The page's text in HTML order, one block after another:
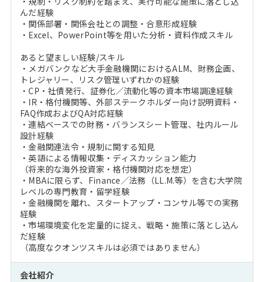
んだ経験
・関係部署・関係会社との調整・合意形成経験
・Excel、PowerPoint等を用いた分析・資料作成スキル
あると望ましい経験/スキル
・メガバンクなど大手金融機関におけるALM、財務企画、
トレジャリー、リスク管理いずれかの経験
・CP・社債発行、証券化／流動化等の資本市場調達経験
・IR・格付機関等、外部ステークホルダー向け説明資料・
FAQ作成およびQA対応経験
・連結ベースでの財務・バランスシート管理、社内ルール
設計経験
・金融関連法令・規制に関する知見
・英語による情報収集・ディスカッション能力
（将来的な海外投資家・格付機関対応を想定）
・MBAに限らず、Finance／法務（LL.M.等）を含む大学院
レベルの専門教育・留学経験
・金融機関を離れ、スタートアップ・コンサル等での実務
経験
・市場環境変化を定量的に捉え、戦略・施策に落とし込ん
だ経験
（高度なクオンツスキルは必須ではありません）
会社紹介